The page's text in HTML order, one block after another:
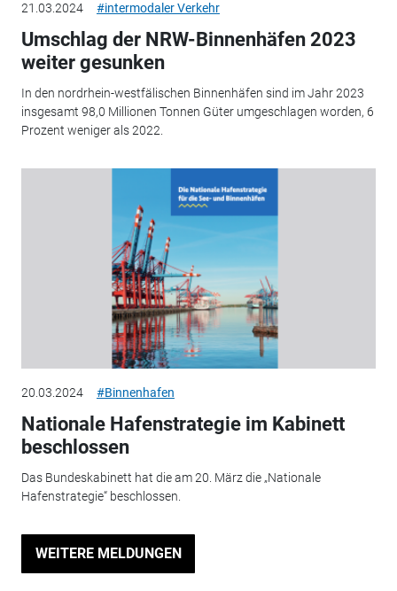
21.03.2024 #intermodaler Verkehr
Umschlag der NRW-Binnenhäfen 2023
weiter gesunken
In den nordrhein-westfälischen Binnenhäfen sind im Jahr 2023
insgesamt 98,0 Millionen Tonnen Güter umgeschlagen worden, 6
Prozent weniger als 2022.
20.03.2024 #Binnenhafen
Nationale Hafenstrategie im Kabinett
beschlossen
Das Bundeskabinett hat die am 20. März die „Nationale
Hafenstrategie“ beschlossen.
WEITERE MELDUNGEN